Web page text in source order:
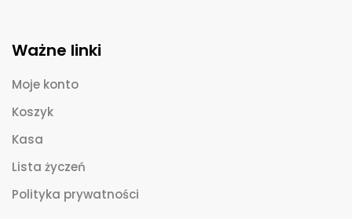
Ważne linki
Moje konto
Koszyk
Kasa
Lista życzeń
Polityka prywatności